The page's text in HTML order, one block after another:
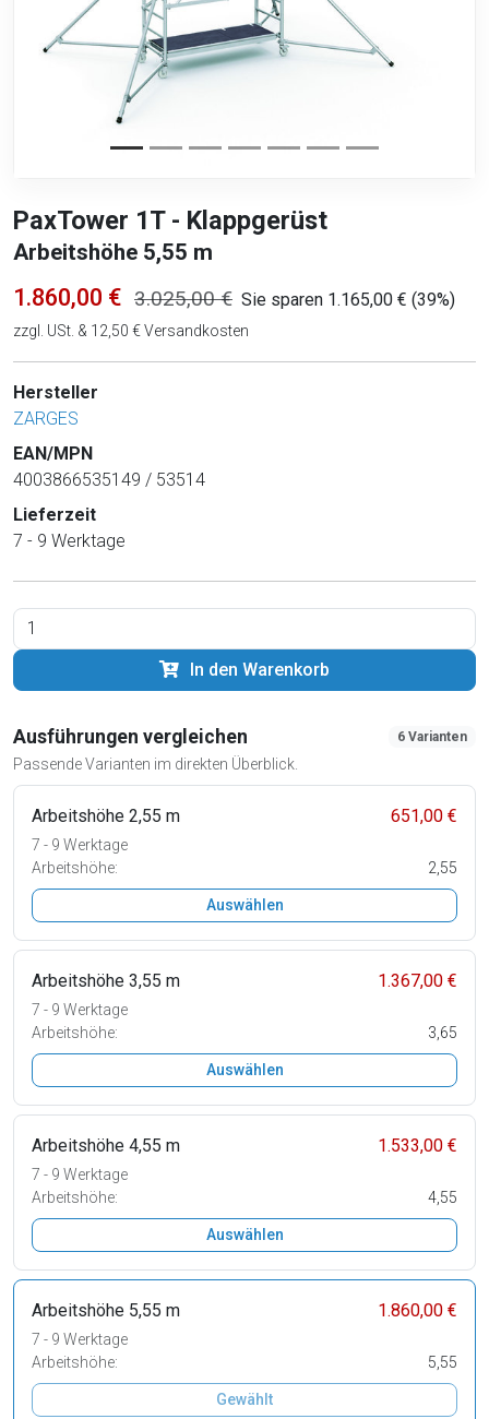
PaxTower 1T - Klappgerüst
Arbeitshöhe 5,55 m
1.860,00 € 3.025,00 € Sie sparen 1.165,00 € (39%)
zzgl. USt. & 12,50 € Versandkosten
Hersteller
ZARGES
EAN/MPN
4003866535149 / 53514
Lieferzeit
7 - 9 Werktage
In den Warenkorb
Ausführungen vergleichen
Passende Varianten im direkten Überblick.
6 Varianten
Arbeitshöhe 2,55 m 651,00 €
7 - 9 Werktage
Arbeitshöhe:
2,55
Auswählen
Arbeitshöhe 3,55 m 1.367,00 €
7 - 9 Werktage
Arbeitshöhe:
3,65
Auswählen
Arbeitshöhe 4,55 m 1.533,00 €
7 - 9 Werktage
Arbeitshöhe:
4,55
Auswählen
Arbeitshöhe 5,55 m 1.860,00 €
7 - 9 Werktage
Arbeitshöhe:
5,55
Gewählt